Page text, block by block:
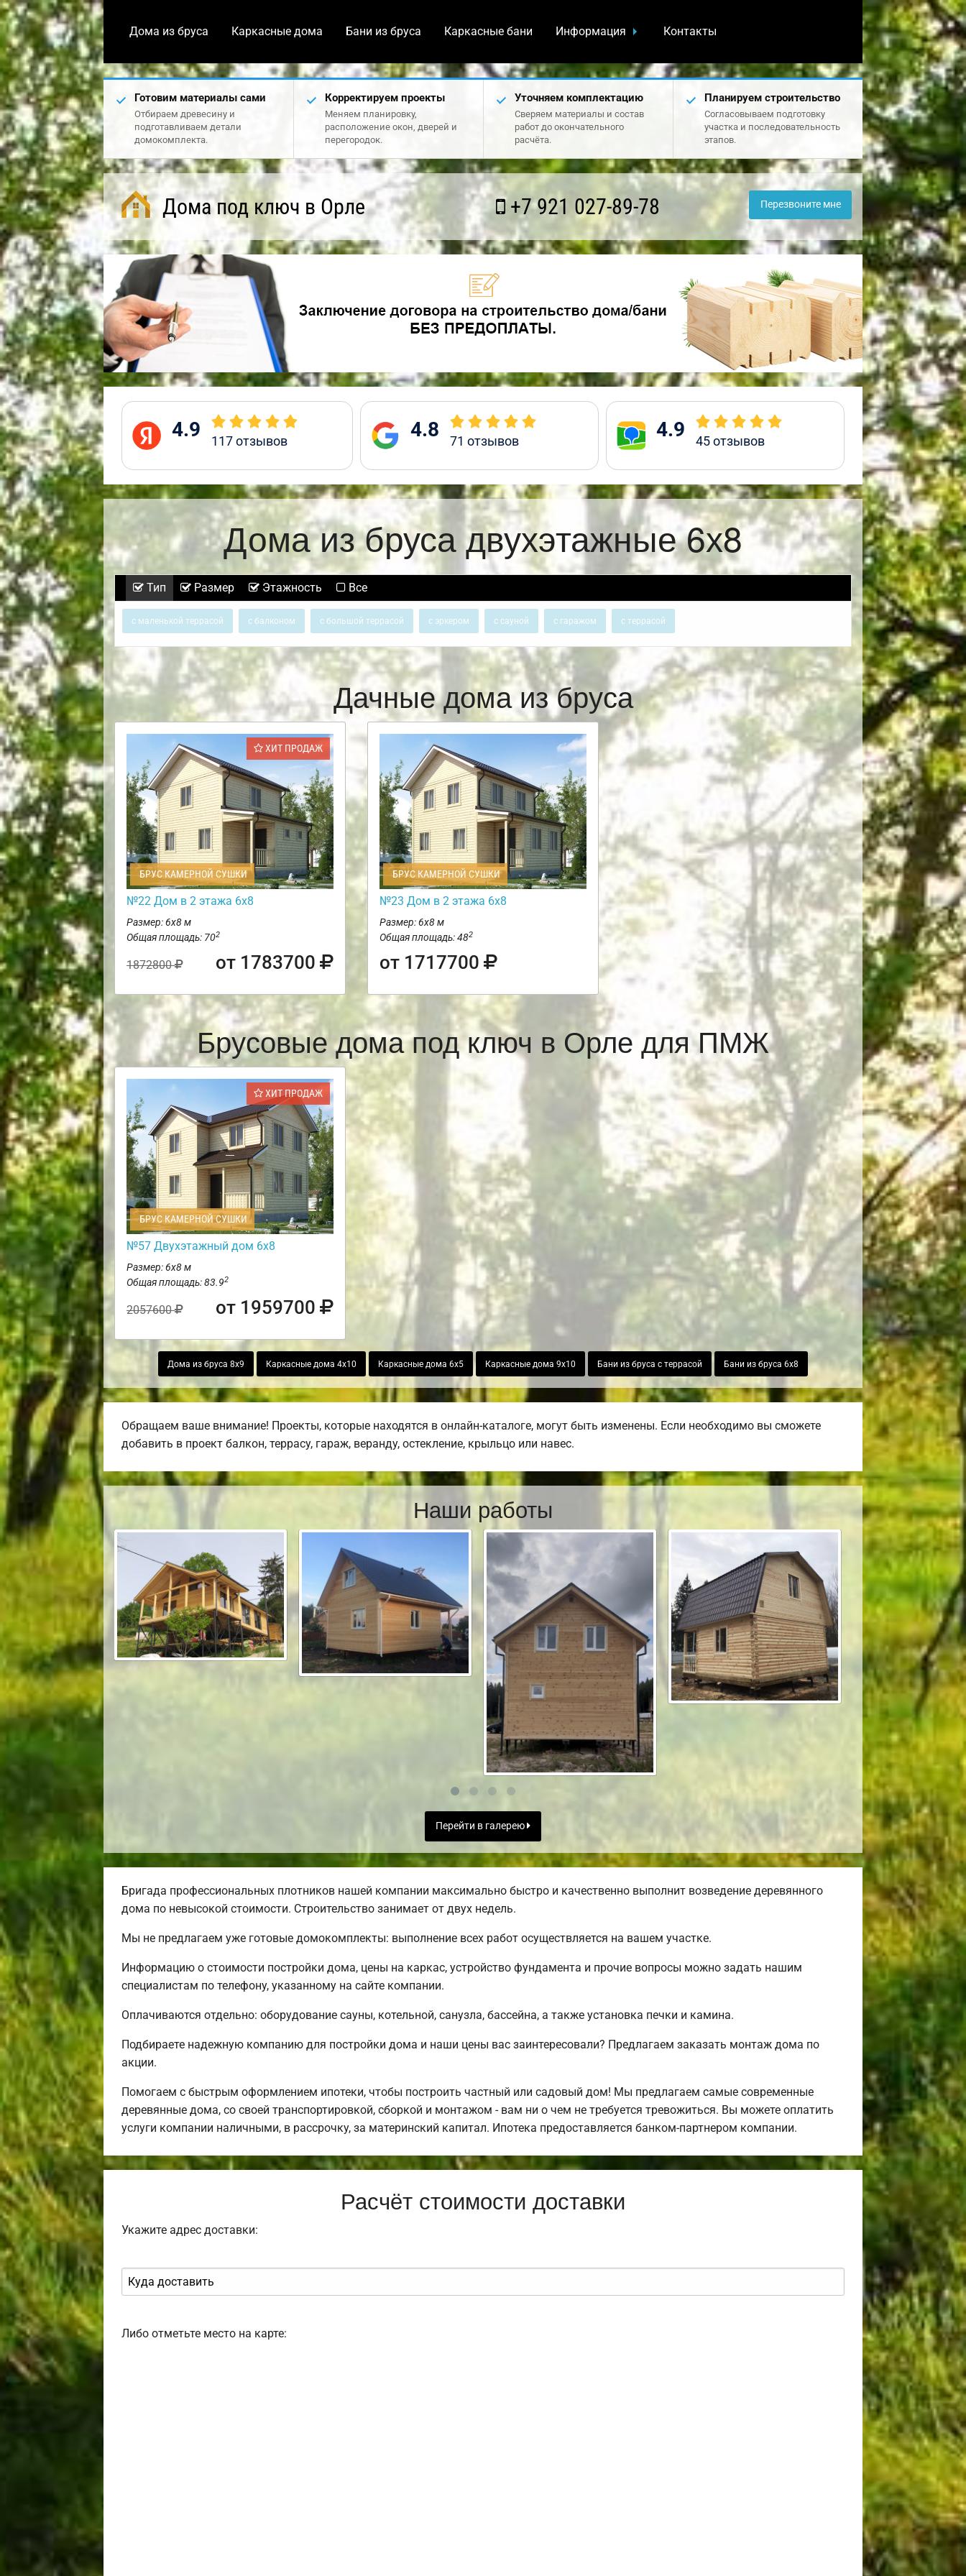
Дома из бруса Каркасные дома Бани из бруса Каркасные бани Информация Контакты
Готовим материалы сами
Отбираем древесину и
подготавливаем детали
домокомплекта.
Корректируем проекты
Меняем планировку,
расположение окон, дверей и
перегородок.
Уточняем комплектацию
Сверяем материалы и состав
работ до окончательного
расчёта.
Планируем строительство
Согласовываем подготовку
участка и последовательность
этапов.
Дома под ключ в Орле +7 921 027-89-78 Перезвоните мне
4.9 117отзывов 4.8 71 отзывов 4.9 45отзывов
Дома из бруса двухэтажные 6х8
Тип Размер Этажность Все
с маленькой террасой с балконом с большой террасой с эркером с сауной с гаражом с террасой
Дачные дома из бруса
ХИТ ПРОДАЖ
БРУС КАМЕРНОЙ СУШКИ
№22 Дом в 2 этажа 6х8
Размер: 6х8 м
Общая площадь: 702
1872800 от 1783700
БРУС КАМЕРНОЙ СУШКИ
№23 Дом в 2 этажа 6х8
Размер: 6х8 м
Общая площадь: 482
от 1717700
Брусовые дома под ключ в Орле для ПМЖ
ХИТ ПРОДАЖ
БРУС КАМЕРНОЙ СУШКИ
№57 Двухэтажный дом 6х8
Размер: 6х8 м
Общая площадь: 83.92
2057600 от 1959700
Дома из бруса 8х9 Каркасные дома 4х10 Каркасные дома 6х5 Каркасные дома 9х10 Бани из бруса с террасой Бани из бруса 6х8
Обращаем ваше внимание! Проекты, которые находятся в онлайн-каталоге, могут быть изменены. Если необходимо вы сможете
добавить в проект балкон, террасу, гараж, веранду, остекление, крыльцо или навес.
Наши работы
Перейти в галерею
Бригада профессиональных плотников нашей компании максимально быстро и качественно выполнит возведение деревянного
дома по невысокой стоимости. Строительство занимает от двух недель.
Мы не предлагаем уже готовые домокомплекты: выполнение всех работ осуществляется на вашем участке.
Информацию о стоимости постройки дома, цены на каркас, устройство фундамента и прочие вопросы можно задать нашим
специалистам по телефону, указанному на сайте компании.
Оплачиваются отдельно: оборудование сауны, котельной, санузла, бассейна, а также установка печки и камина.
Подбираете надежную компанию для постройки дома и наши цены вас заинтересовали? Предлагаем заказать монтаж дома по
акции.
Помогаем с быстрым оформлением ипотеки, чтобы построить частный или садовый дом! Мы предлагаем самые современные
деревянные дома, со своей транспортировкой, сборкой и монтажом - вам ни о чем не требуется тревожиться. Вы можете оплатить
услуги компании наличными, в рассрочку, за материнский капитал. Ипотека предоставляется банком-партнером компании.
Расчёт стоимости доставки
Укажите адрес доставки:
Либо отметьте место на карте: